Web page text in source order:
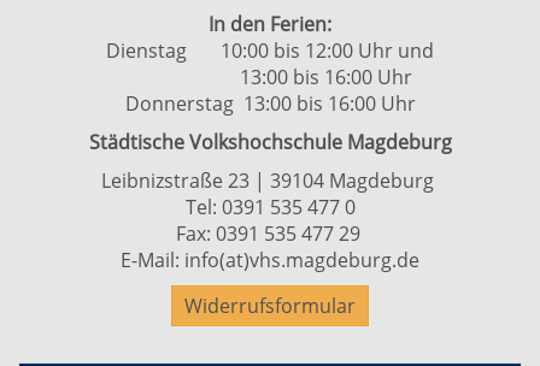
In den Ferien:
Dienstag 10:00 bis 12:00 Uhr und
13:00 bis 16:00 Uhr
Donnerstag 13:00 bis 16:00 Uhr
Städtische Volkshochschule Magdeburg
Leibnizstraße 23 | 39104 Magdeburg
Tel: 0391 535 477 0
Fax: 0391 535 477 29
E-Mail: info(at)vhs.magdeburg.de
Widerrufsformular